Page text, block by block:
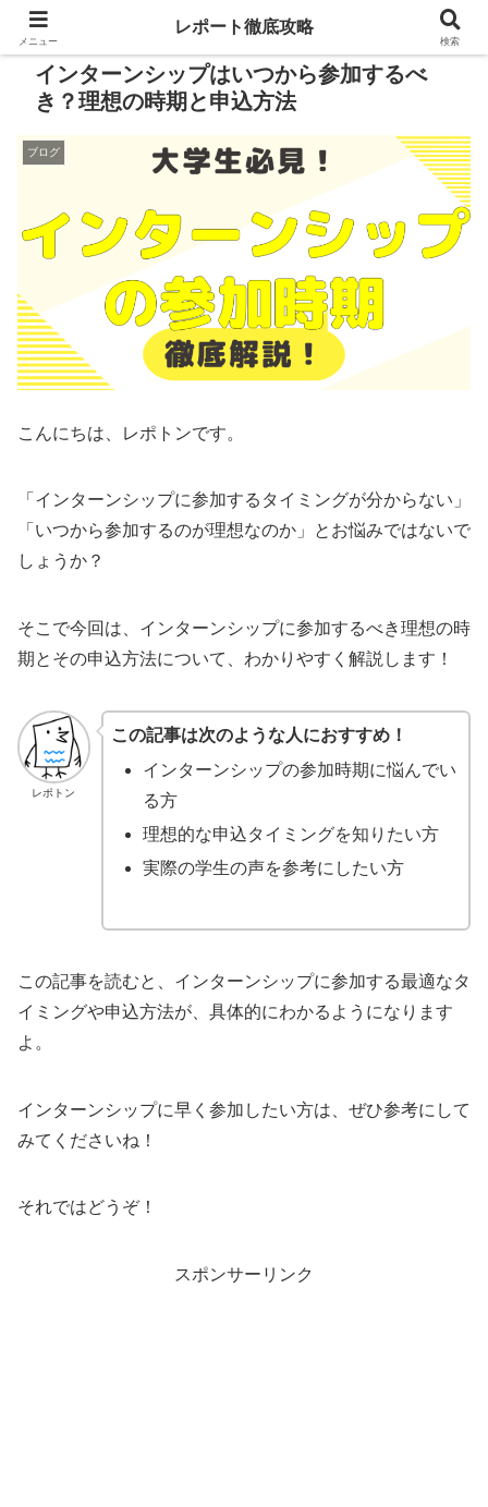
インターンシップはいつから参加するべ
き？理想の時期と申込方法
ブログ
こんにちは、レポトンです。
「インターンシップに参加するタイミングが分からない」
「いつから参加するのが理想なのか」とお悩みではないで
しょうか？
そこで今回は、インターンシップに参加するべき理想の時
期とその申込方法について、わかりやすく解説します！
レポトン
この記事は次のような人におすすめ！
インターンシップの参加時期に悩んでい
る方
理想的な申込タイミングを知りたい方
実際の学生の声を参考にしたい方
この記事を読むと、インターンシップに参加する最適なタ
イミングや申込方法が、具体的にわかるようになります
よ。
インターンシップに早く参加したい方は、ぜひ参考にして
みてくださいね！
それではどうぞ！
スポンサーリンク
メニュー
レポート徹底攻略
検索